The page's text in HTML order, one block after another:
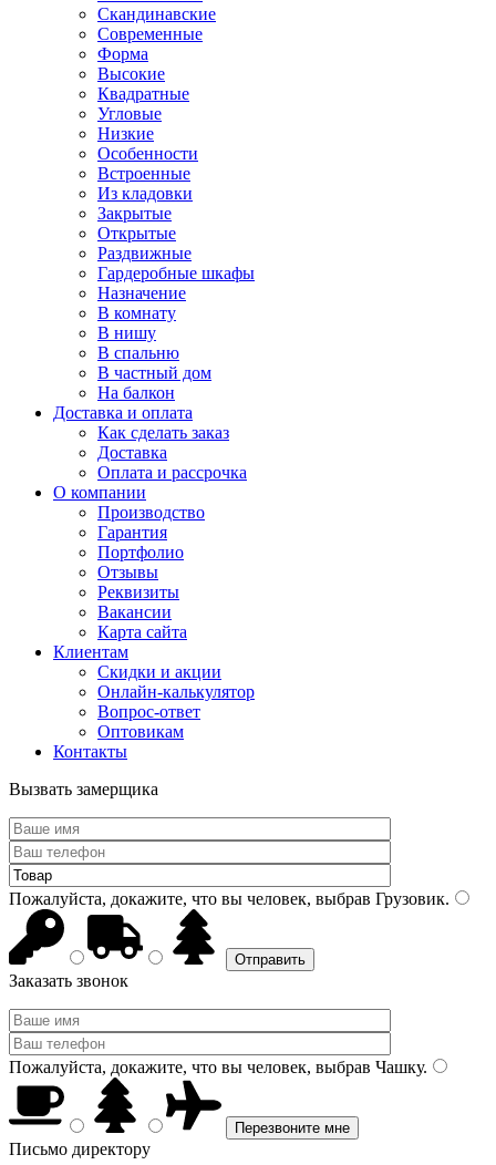
Скандинавские
Современные
Форма
Высокие
Квадратные
Угловые
Низкие
Особенности
Встроенные
Из кладовки
Закрытые
Открытые
Раздвижные
Гардеробные шкафы
Назначение
В комнату
В нишу
В спальню
В частный дом
На балкон
Доставка и оплата
Как сделать заказ
Доставка
Оплата и рассрочка
О компании
Производство
Гарантия
Портфолио
Отзывы
Реквизиты
Вакансии
Карта сайта
Клиентам
Скидки и акции
Онлайн-калькулятор
Вопрос-ответ
Оптовикам
Контакты
Вызвать замерщика
Пожалуйста, докажите, что вы человек, выбрав Грузовик.
Заказать звонок
Пожалуйста, докажите, что вы человек, выбрав Чашку.
Письмо директору